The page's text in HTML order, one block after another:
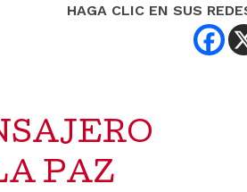
HAGA CLIC EN SUS
PAZ